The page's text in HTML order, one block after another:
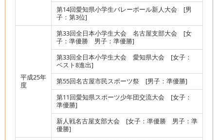
第14回愛知県小学生バレーボール新人大会 [男
子：第3位]
平成25年
度
第33回全日本小学生大会 名古屋支部大会 [女
子：準優勝 男子：準優勝]
第33回全日本小学生大会 愛知県大会 [女子：
ベスト8進出]
第55回名古屋市民スポーツ祭 [男子：準優勝]
第11回愛知県スポーツ少年団交流大会 [女子：
準優勝]
新人戦名古屋支部大会 [女子：準優勝 男子：準
優勝]